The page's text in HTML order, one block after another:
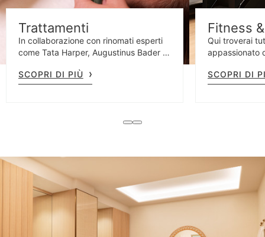
Trattamenti
In collaborazione con rinomati esperti
come Tata Harper, Augustinus Bader e
offrono trattamenti viso e massaggi
personalizzati, pensati per rispondere
SCOPRI DI PIÙ
Fitness
Qui troverai
appassionato
una palestra
macchinari
SCOPRI DI